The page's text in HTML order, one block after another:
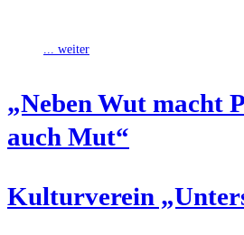
... weiter
„Neben Wut macht
auch Mut“
Kul­tur­ver­ein